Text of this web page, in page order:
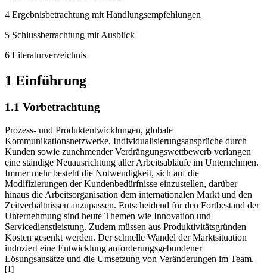
4 Ergebnisbetrachtung mit Handlungsempfehlungen
5 Schlussbetrachtung mit Ausblick
6 Literaturverzeichnis
1 Einführung
1.1 Vorbetrachtung
Prozess- und Produktentwicklungen, globale
Kommunikationsnetzwerke, Individualisierungsansprüche durch
Kunden sowie zunehmender Verdrängungswettbewerb verlangen
eine ständige Neuausrichtung aller Arbeitsabläufe im Unternehmen.
Immer mehr besteht die Notwendigkeit, sich auf die
Modifizierungen der Kundenbedürfnisse einzustellen, darüber
hinaus die Arbeitsorganisation dem internationalen Markt und den
Zeitverhältnissen anzupassen. Entscheidend für den Fortbestand der
Unternehmung sind heute Themen wie Innovation und
Servicedienstleistung. Zudem müssen aus Produktivitätsgründen
Kosten gesenkt werden. Der schnelle Wandel der Marktsituation
induziert eine Entwicklung anforderungsgebundener
Lösungsansätze und die Umsetzung von Veränderungen im Team.
[1]